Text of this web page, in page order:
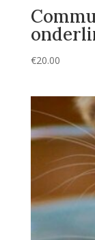
€20.00